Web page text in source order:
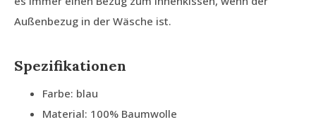
Außenbezug in der Wäsche ist.
Spezifikationen
Farbe: blau
Material: 100% Baumwolle